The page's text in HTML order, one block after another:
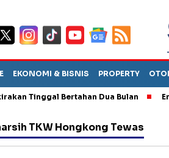
EKONOMI & BISNIS PROPERTY
Tinggal Bertahan Dua Bulan
TKW Hongkong Tewas